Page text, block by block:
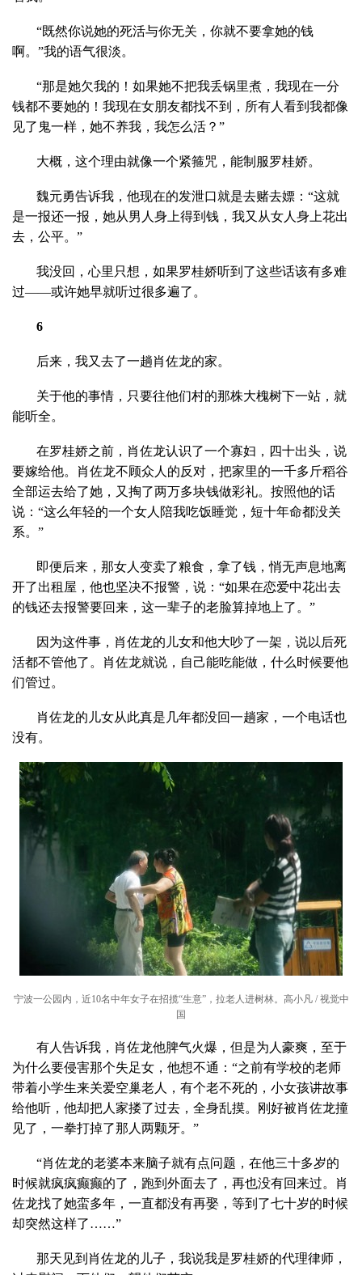
“既然你说她的死活与你无关，你就不要拿她的钱
啊。”我的语气很淡。
“那是她欠我的！如果她不把我丢锅里煮，我现在一分
钱都不要她的！我现在女朋友都找不到，所有人看到我都像
见了鬼一样，她不养我，我怎么活？”
大概，这个理由就像一个紧箍咒，能制服罗桂娇。
魏元勇告诉我，他现在的发泄口就是去赌去嫖：“这就
是一报还一报，她从男人身上得到钱，我又从女人身上花出
去，公平。”
我没回，心里只想，如果罗桂娇听到了这些话该有多难
过——或许她早就听过很多遍了。
6
后来，我又去了一趟肖佐龙的家。
关于他的事情，只要往他们村的那株大槐树下一站，就
能听全。
在罗桂娇之前，肖佐龙认识了一个寡妇，四十出头，说
要嫁给他。肖佐龙不顾众人的反对，把家里的一千多斤稻谷
全部运去给了她，又掏了两万多块钱做彩礼。按照他的话
说：“这么年轻的一个女人陪我吃饭睡觉，短十年命都没关
系。”
即便后来，那女人变卖了粮食，拿了钱，悄无声息地离
开了出租屋，他也坚决不报警，说：“如果在恋爱中花出去
的钱还去报警要回来，这一辈子的老脸算掉地上了。”
因为这件事，肖佐龙的儿女和他大吵了一架，说以后死
活都不管他了。肖佐龙就说，自己能吃能做，什么时候要他
们管过。
肖佐龙的儿女从此真是几年都没回一趟家，一个电话也
没有。
宁波一公园内，近10名中年女子在招揽“生意”，拉老人进树林。高小凡 / 视觉中
国
有人告诉我，肖佐龙他脾气火爆，但是为人豪爽，至于
为什么要侵害那个失足女，他想不通：“之前有学校的老师
带着小学生来关爱空巢老人，有个老不死的，小女孩讲故事
给他听，他却把人家搂了过去，全身乱摸。刚好被肖佐龙撞
见了，一拳打掉了那人两颗牙。”
“肖佐龙的老婆本来脑子就有点问题，在他三十多岁的
时候就疯疯癫癫的了，跑到外面去了，再也没有回来过。肖
佐龙找了她蛮多年，一直都没有再娶，等到了七十岁的时候
却突然这样了……”
那天见到肖佐龙的儿子，我说我是罗桂娇的代理律师，